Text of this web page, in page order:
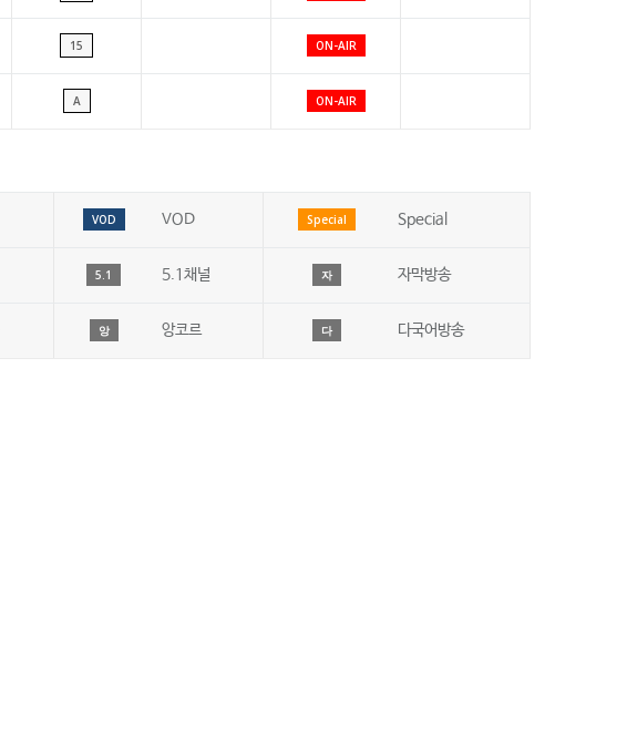
15 ON-AIR
A ON-AIR
VOD VOD Special Special
5.1 5.1채널 자 자막방송
앙 앙코르 다 다국어방송